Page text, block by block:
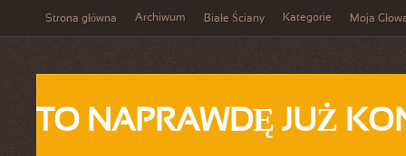
Strona główna Archiwum Białe Ściany Kategorie Moja
TO NAPRAWDĘ JUŻ